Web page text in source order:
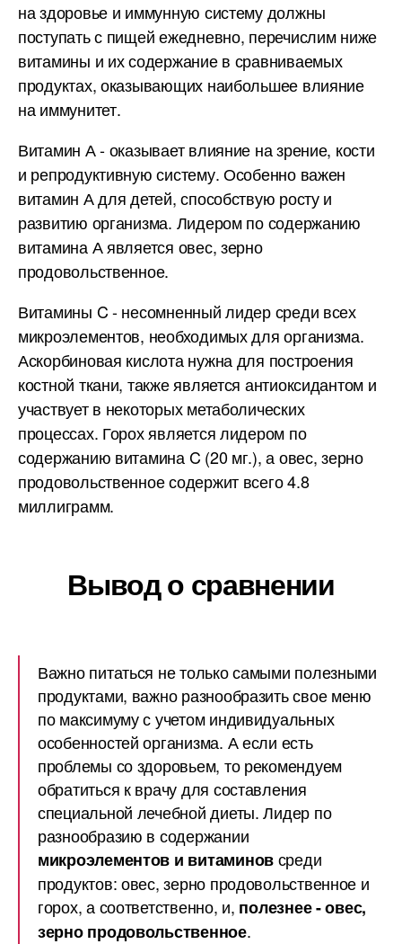
на здоровье и иммунную систему должны
поступать с пищей ежедневно, перечислим ниже
витамины и их содержание в сравниваемых
продуктах, оказывающих наибольшее влияние
на иммунитет.
Витамин А - оказывает влияние на зрение, кости
и репродуктивную систему. Особенно важен
витамин А для детей, способствую росту и
развитию организма. Лидером по содержанию
витамина А является овес, зерно
продовольственное.
Витамины C - несомненный лидер среди всех
микроэлементов, необходимых для организма.
Аскорбиновая кислота нужна для построения
костной ткани, также является антиоксидантом и
участвует в некоторых метаболических
процессах. Горох является лидером по
содержанию витамина C (20 мг.), а овес, зерно
продовольственное содержит всего 4.8
миллиграмм.
Вывод о сравнении
Важно питаться не только самыми полезными
продуктами, важно разнообразить свое меню
по максимуму с учетом индивидуальных
особенностей организма. А если есть
проблемы со здоровьем, то рекомендуем
обратиться к врачу для составления
специальной лечебной диеты. Лидер по
разнообразию в содержании
микроэлементов и витаминовсреди
продуктов: овес, зерно продовольственное и
горох, а соответственно, и, полезнее - овес,
зерно продовольственное.